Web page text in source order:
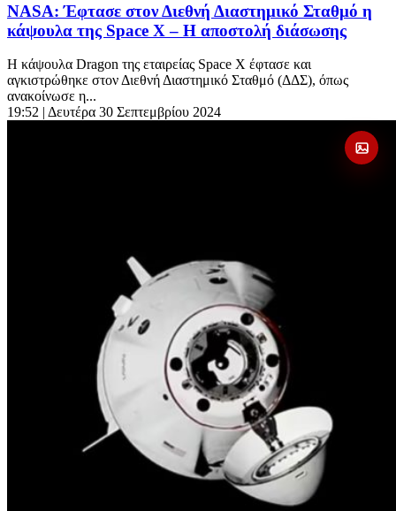
NASA: Έφτασε στον Διεθνή Διαστημικό Σταθμό η
κάψουλα της Space X – Η αποστολή διάσωσης
Η κάψουλα Dragon της εταιρείας Space X έφτασε και
αγκιστρώθηκε στον Διεθνή Διαστημικό Σταθμό (ΔΔΣ), όπως
ανακοίνωσε η...
19:52 | Δευτέρα 30 Σεπτεμβρίου 2024